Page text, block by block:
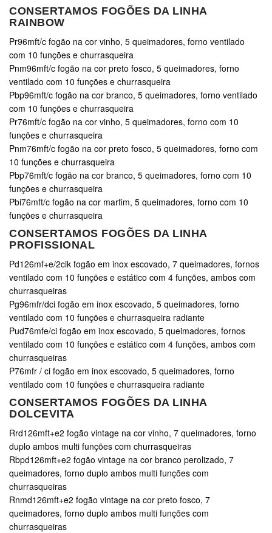
CONSERTAMOS FOGÕES DA LINHA
RAINBOW
Pr96mft/c fogão na cor vinho, 5 queimadores, forno ventilado
com 10 funções e churrasqueira
Pnm96mft/c fogão na cor preto fosco, 5 queimadores, forno
ventilado com 10 funções e churrasqueira
Pbp96mft/c fogão na cor branco, 5 queimadores, forno ventilado
com 10 funções e churrasqueira
Pr76mft/c fogão na cor vinho, 5 queimadores, forno com 10
funções e churrasqueira
Pnm76mft/c fogão na cor preto fosco, 5 queimadores, forno com
10 funções e churrasqueira
Pbp76mft/c fogão na cor branco, 5 queimadores, forno com 10
funções e churrasqueira
Pbi76mft/c fogão na cor marfim, 5 queimadores, forno com 10
funções e churrasqueira
CONSERTAMOS FOGÕES DA LINHA
PROFISSIONAL
Pd126mf+e/2cik fogão em inox escovado, 7 queimadores, fornos
ventilado com 10 funções e estático com 4 funções, ambos com
churrasqueiras
Pg96mfr/dci fogão em inox escovado, 5 queimadores, forno
ventilado com 10 funções e churrasqueira radiante
Pud76mfe/ci fogão em inox escovado, 5 queimadores, fornos
ventilado com 10 funções e estático com 4 funções, ambos com
churrasqueiras
P76mfr / ci fogão em inox escovado, 5 queimadores, forno
ventilado com 10 funções e churrasqueira radiante
CONSERTAMOS FOGÕES DA LINHA
DOLCEVITA
Rrd126mft+e2 fogão vintage na cor vinho, 7 queimadores, forno
duplo ambos multi funções com churrasqueiras
Rbpd126mft+e2 fogão vintage na cor branco perolizado, 7
queimadores, forno duplo ambos multi funções com
churrasqueiras
Rnmd126mft+e2 fogão vintage na cor preto fosco, 7
queimadores, forno duplo ambos multi funções com
churrasqueiras